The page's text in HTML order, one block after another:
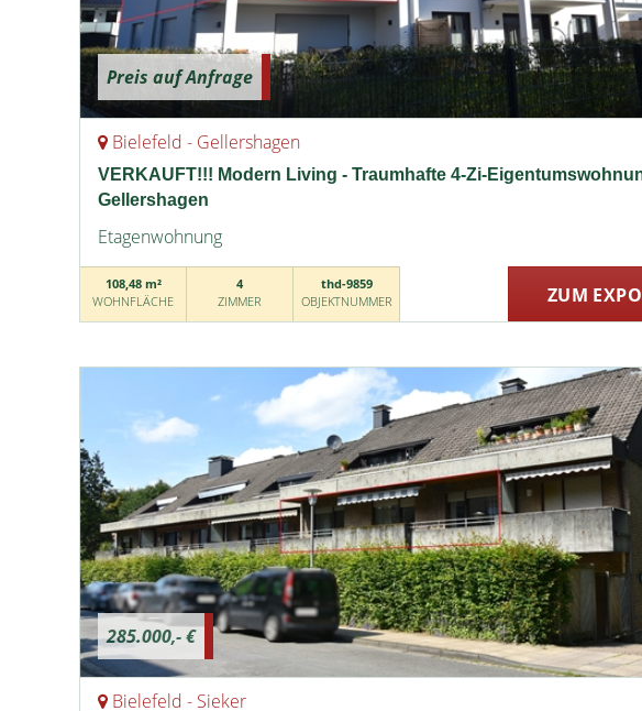
Preis auf Anfrage
Bielefeld - Gellershagen
VERKAUFT!!! Modern Living - Traumhafte 4-Zi-
Gellershagen
Etagenwohnung
108,48 m²
WOHNFLÄCHE
4
ZIMMER
thd-9859
OBJEKTNUMMER
ZUM
285.000,- €
Bielefeld - Sieker